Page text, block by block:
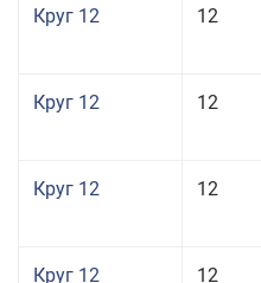
Круг 12 12
Круг 12 12
Круг 12 12
Круг 12 12